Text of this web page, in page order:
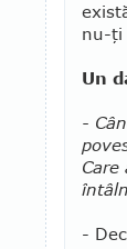
nu-ţi
Un
-
Care
-